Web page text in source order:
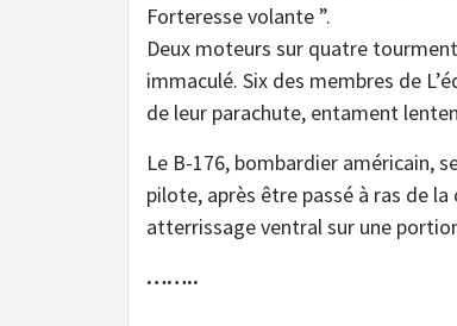
Forteresse volante ”.
Deux moteurs sur quatre
immaculé. Six des membres de
de leur parachute, entament
Le B-176, bombardier américain,
pilote, après être passé à ras de
atterrissage ventral sur une
……..